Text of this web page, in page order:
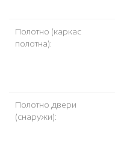
Полотно (каркас
полотна):
Полотно двери
(снаружи):